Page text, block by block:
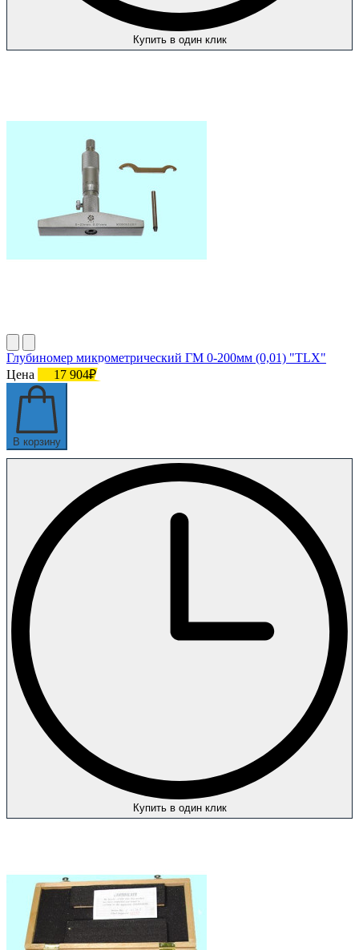
Купить в один клик
Глубиномер микрометрический ГМ 0-200мм (0,01) "TLX"
Цена
17 904₽
В корзину
Купить в один клик